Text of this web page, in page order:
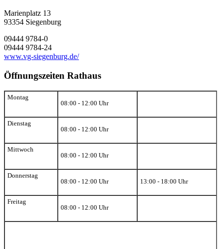
Marienplatz 13
93354 Siegenburg
09444 9784-0
09444 9784-24
www.vg-siegenburg.de/
Öffnungszeiten Rathaus
Montag
08:00 - 12:00 Uhr
Dienstag
08:00 - 12:00 Uhr
Mittwoch
08:00 - 12:00 Uhr
Donnerstag
08:00 - 12:00 Uhr
13:00 - 18:00 Uhr
Freitag
08:00 - 12:00 Uhr